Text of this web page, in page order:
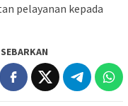
pelayanan kepada
SEBARKAN